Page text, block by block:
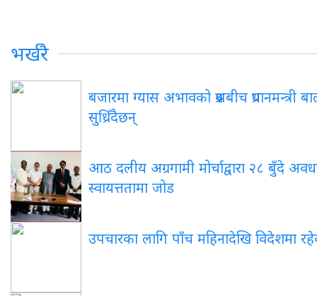
भर्खरै
बजारमा ग्यास अभावको प्रश्नबीच
सुध्रिँदैछन्
आठ दलीय अग्रगामी मोर्चाद्वारा २८ बुँदे
स्वायत्ततामा जोड
उपचारका लागि पाँच महिनादेखि विदेशमा